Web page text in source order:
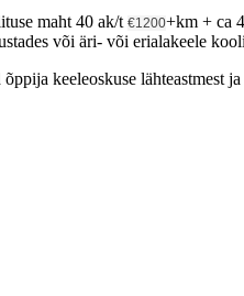
maht 40 ak/t €1200+km + ca
või äri- või erialakeele
keeleoskuse lähteastmest